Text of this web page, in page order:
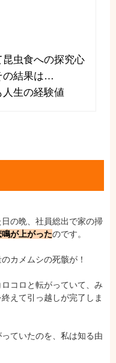
虫食への探究心
の結果は…
生の経験値
の晩、社員総出で家の掃
鳴が上がったのです。
カメムシの死骸が！
コロと転がっていて、み
えて引っ越しが完了しま
ていたのを、私は知る由